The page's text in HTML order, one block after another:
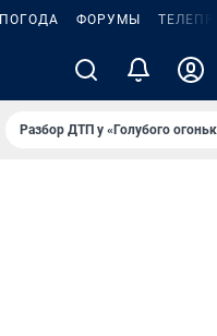
ПОГОДА ФОРУМЫ
Разбор ДТП у «Голубого